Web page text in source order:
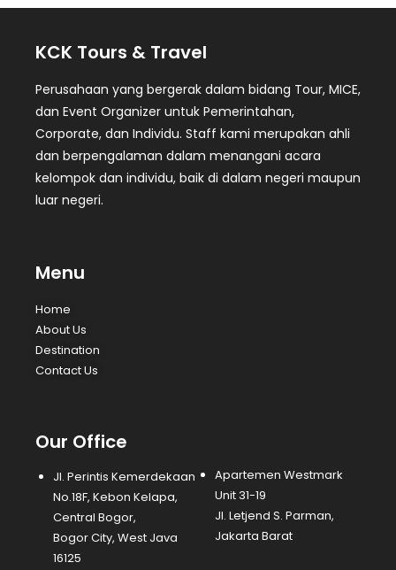
KCK Tours & Travel
Perusahaan yang bergerak dalam bidang Tour, MICE,
dan Event Organizer untuk Pemerintahan,
Corporate, dan Individu. Staff kami merupakan ahli
dan berpengalaman dalam menangani acara
kelompok dan individu, baik di dalam negeri maupun
luar negeri.
Menu
Home
About Us
Destination
Contact Us
Our Office
Jl. Perintis Kemerdekaan
No.18F, Kebon Kelapa,
Central Bogor,
Bogor City, West Java
16125
Apartemen Westmark
Unit 31-19
Jl. Letjend S. Parman,
Jakarta Barat